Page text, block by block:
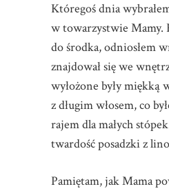
Któregoś dnia
w towarzystwie Mamy.
do środka, odniosłem
znajdował się we
wyłożone były miękką
z długim włosem, co
rajem dla małych
twardość posadzki z
Pamiętam, jak Mama